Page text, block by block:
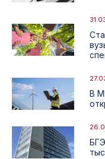
В